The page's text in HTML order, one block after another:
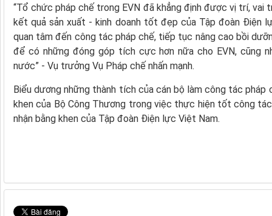
“Tổ chức pháp chế trong EVN đã khẳng định được vị trí,
kết quả sản xuất - kinh doanh tốt đẹp của Tập đoàn Điện
quan tâm đến công tác pháp chế, tiếp tục nâng cao bồi
để có những đóng góp tích cực hơn nữa cho EVN, cũng
nước” - Vụ trưởng Vụ Pháp chế nhấn mạnh.
Biểu dương những thành tích của cán bộ làm công tác
khen của Bộ Công Thương trong việc thực hiện tốt công
nhận bằng khen của Tập đoàn Điện lực Việt Nam.